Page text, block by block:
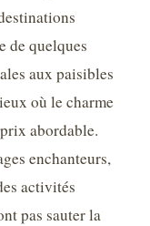
de quelques
aux paisibles
où le charme
abordable.
enchanteurs,
activités
pas sauter la